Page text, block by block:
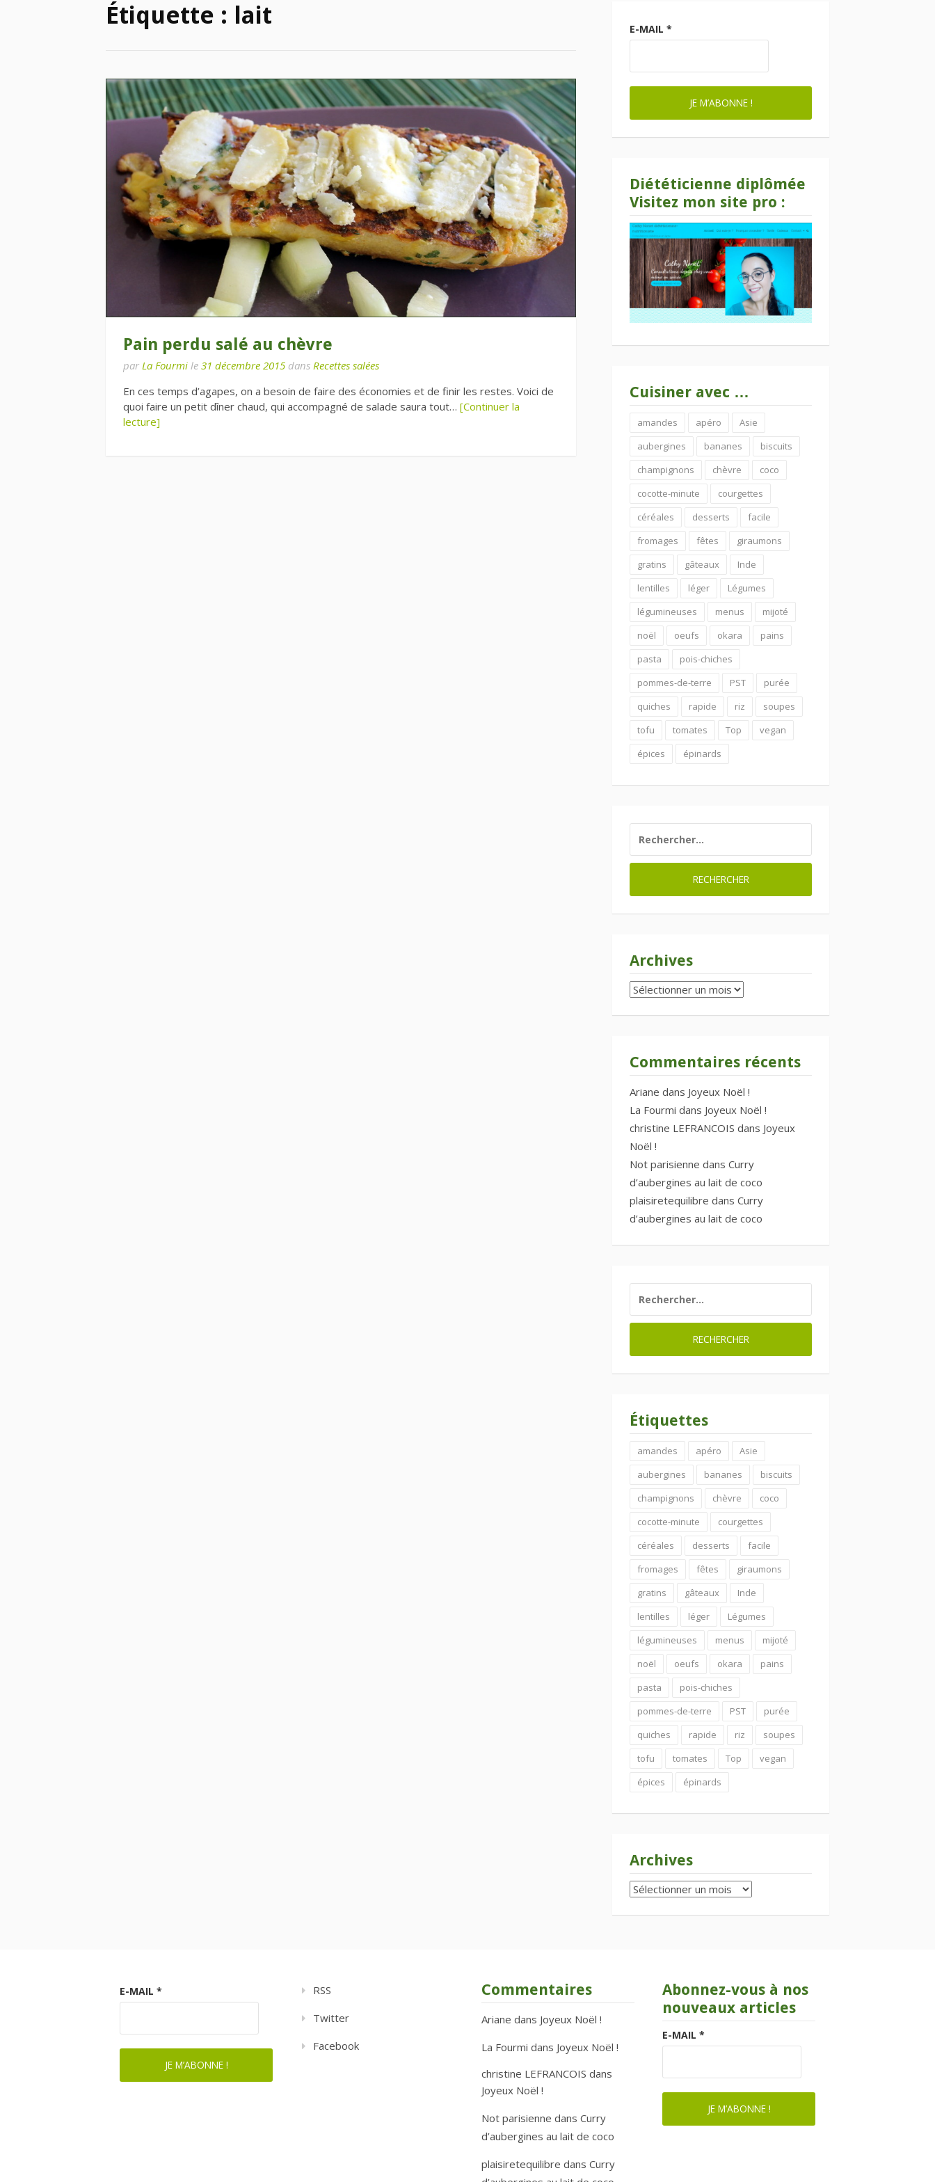
Étiquette : lait
Pain perdu salé au chèvre
par La Fourmi le 31 décembre 2015 dans Recettes salées
En ces temps d’agapes, on a besoin de faire des économies et de finir les restes. Voici de
quoi faire un petit dîner chaud, qui accompagné de salade saura tout… [Continuer la
lecture]
E-MAIL *
Diététicienne diplômée
Visitez mon site pro :
Cuisiner avec …
amandes apéro
Asie
aubergines
bananes
biscuits
champignons
chèvre
coco
cocotte-minute
courgettes
céréales
desserts
facile
fromages
fêtes
giraumons
gratins
gâteaux
Inde
lentilles
léger
Légumes
légumineuses
menus
mijoté
noël
oeufs okara
pains
pasta
pois-chiches
pommes-de-terre
PST
purée
quiches
rapide riz
soupes
tofu
tomates Top
vegan
épices
épinards
Archives
Archives
Commentaires récents
Ariane dans Joyeux Noël !
La Fourmi dans Joyeux Noël !
christine LEFRANCOIS dans Joyeux
Noël !
Not parisienne dans Curry
d’aubergines au lait de coco
plaisiretequilibre dans Curry
d’aubergines au lait de coco
Étiquettes
amandes apéro
Asie
aubergines
bananes
biscuits
champignons
chèvre
coco
cocotte-minute
courgettes
céréales
desserts
facile
fromages
fêtes
giraumons
gratins
gâteaux
Inde
lentilles
léger
Légumes
légumineuses
menus
mijoté
noël
oeufs okara
pains
pasta
pois-chiches
pommes-de-terre
PST
purée
quiches
rapide riz
soupes
tofu
tomates Top
vegan
épices
épinards
Archives
Archives
E-MAIL *
RSS
Twitter
Facebook
Commentaires
Ariane dans Joyeux Noël !
La Fourmi dans Joyeux Noël !
christine LEFRANCOIS dans
Joyeux Noël !
Not parisienne dans Curry
d’aubergines au lait de coco
plaisiretequilibre dans Curry
Abonnez-vous à nos
nouveaux articles
E-MAIL *